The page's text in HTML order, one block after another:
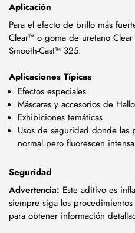
Aplicación
Para el efecto de brillo más
Clear™ o goma de uretano
Smooth-Cast™ 325.
Aplicaciones Típicas
Efectos especiales
Máscaras y accesorios de
Exhibiciones temáticas
Usos de seguridad donde las
normal pero fluorescen
Seguridad
Advertencia: Este aditivo es
siempre siga los
para obtener información